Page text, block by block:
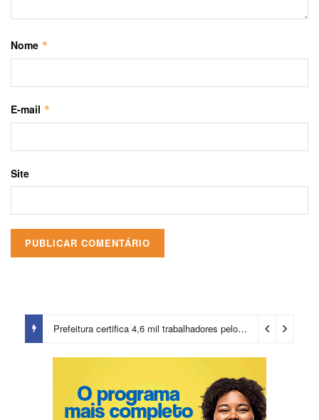
Nome *
E-mail *
Site
Prefeitura certifica 4,6 mil trabalhadores pelo programa Treinar para Empregar e realiza Feirão de Empregabilidade